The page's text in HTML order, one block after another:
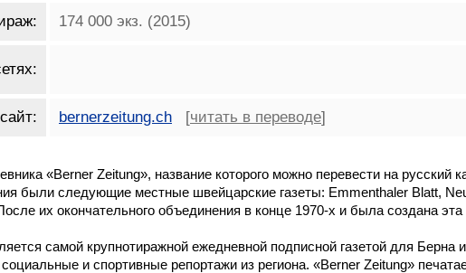
174 000 экз. (2015)
bernerzeitung.ch [читать в переводе]
«Berner Zeitung», название которого можно перевести на
были следующие местные швейцарские газеты: Emmenthaler Blatt,
их окончательного объединения в конце 1970-х и была создана
самой крупнотиражной ежедневной подписной газетой для
и спортивные репортажи из региона. «Berner Zeitung»